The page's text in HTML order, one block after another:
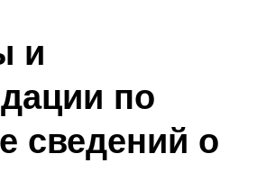
и
по
сведений о